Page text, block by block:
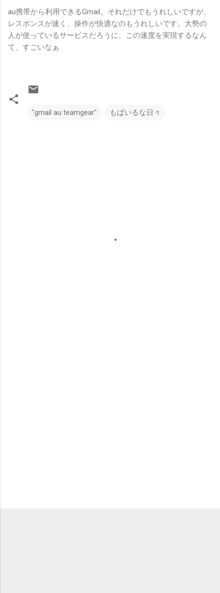
au携帯から利用できるGmail。それだけでもうれしいですが、
レスポンスが速く、操作が快適なのもうれしいです。大勢の
人が使っているサービスだろうに、この速度を実現するなん
て、すごいなぁ
"gmail au teamgear" もばいるな日々